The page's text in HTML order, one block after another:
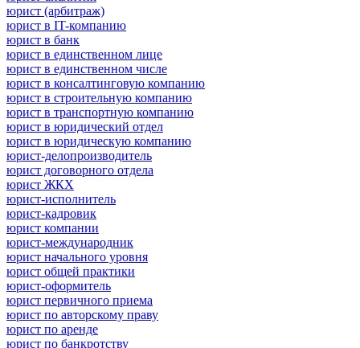
юрист (арбитраж)
юрист в IT-компанию
юрист в банк
юрист в единственном лице
юрист в единственном числе
юрист в консалтинговую компанию
юрист в строительную компанию
юрист в транспортную компанию
юрист в юридический отдел
юрист в юридическую компанию
юрист-делопроизводитель
юрист договорного отдела
юрист ЖКХ
юрист-исполнитель
юрист-кадровик
юрист компании
юрист-международник
юрист начального уровня
юрист общей практики
юрист-оформитель
юрист первичного приема
юрист по авторскому праву
юрист по аренде
юрист по банкротству